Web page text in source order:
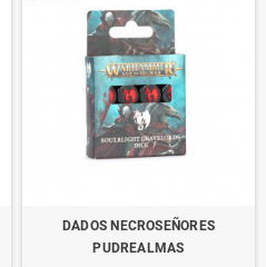
DADOS NECROSEÑORES
PUDREALMAS